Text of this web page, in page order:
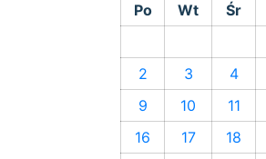
Po
Wt Śr
2
3 4
9
10 11
16
17 18